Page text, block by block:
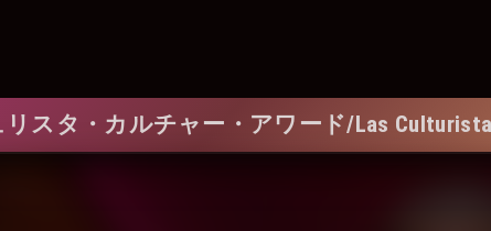
スタ・カルチャー・アワード/Las